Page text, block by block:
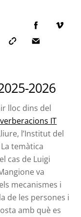
Icon
Icon
Icon
2026
lloc dins del
IT
l’Institut del
temàtica
cas de Luigi
va
mecanismes i
de les persones i
amb què es